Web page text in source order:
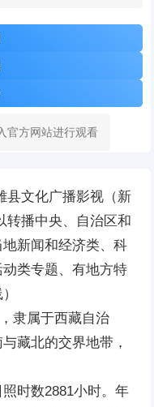
官方网站进行观看
县文化广播影视（新
转播中央、自治区和
新闻和经济类、科
类专题、有地方特
隶属于西藏自治
藏北的交界地带，
时数2881小时。年